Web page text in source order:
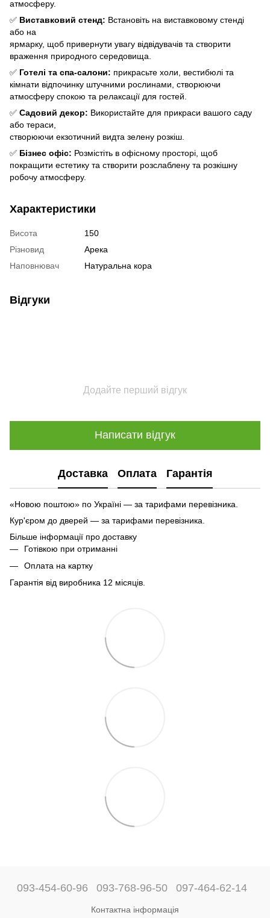
атмосферу.
✅ Виставковий стенд: Встановіть на виставковому стенді
або на
ярмарку, щоб привернути увагу відвідувачів та створити
враження природного середовища.
✅ Готелі та спа-салони: прикрасьте холи, вестибюлі та
кімнати відпочинку штучними рослинами, створюючи
атмосферу спокою та релаксації для гостей.
✅ Садовий декор: Використайте для прикраси вашого саду
або тераси,
створюючи екзотичний видта зелену розкіш.
✅ Бізнес офіс: Розмістіть в офісному просторі, щоб
покращити естетику та створити розслаблену та розкішну
робочу атмосферу.
Характеристики
Висота
150
Різновид
Арека
Наповнювач
Натуральна кора
Відгуки
Додайте перший відгук
Написати відгук
Доставка Оплата Гарантія
«Новою поштою» по Україні — за тарифами перевізника.
Кур'єром до дверей — за тарифами перевізника.
Більше інформації про доставку
Готівкою при отриманні
Оплата на картку
Гарантія від виробника 12 місяців.
093-454-60-96 093-768-96-50 097-464-62-14
Контактна інформація